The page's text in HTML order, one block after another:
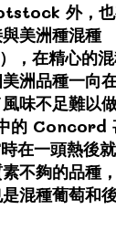
外，也
美洲種混種
，在精心的
洲品種一向
味不足難以
Concord
在一頭熱後
不夠的品種
混種葡萄和